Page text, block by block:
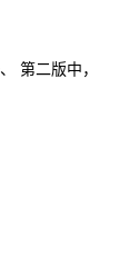
第二版中，